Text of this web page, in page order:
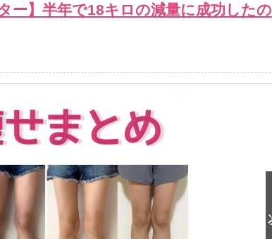
ー】半年で18キロの減量に成功したの